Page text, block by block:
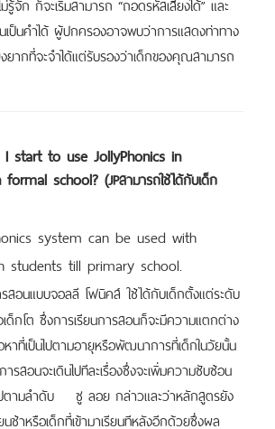
ป็นคำได้ ผู้ปกครองอาจพบว่าการแสดงท่าทาง
ยากที่จะจำได้แต่รับรองว่าเด็กของคุณสามารถ
start to use JollyPhonics in
formal school? (JPสามารถใช้ได้กับเด็ก
system can be used with
students till primary school.
สอนแบบจอลลี โฟนิคส์ ใช้ได้กับเด็กตั้งแต่ระดับ
ด็กโต ซึ่งการเรียนการสอนก็จะมีความแตกต่าง
หาที่เป็นไปตามอายุหรือพัฒนาการที่เด็กในวัยนั้น
รสอนจะเดินไปทีละเรื่องซึ่งจะเพิ่มความซับซ้อน
ตามลำดับ ซู ลอย กล่าวและว่าหลักสูตรยัง
นช้าหรือเด็กที่เข้ามาเรียนทีหลังอีกด้วยซึ่งผล